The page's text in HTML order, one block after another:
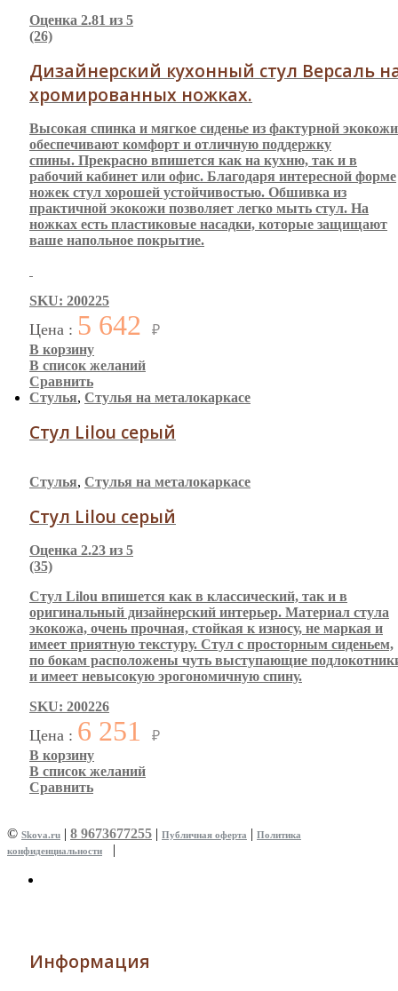
Оценка 2.81 из 5
(26)
Дизайнерский кухонный стул Версаль
хромированных ножках.
Высокая спинка и мягкое сиденье из фактурной экокожи
обеспечивают комфорт и отличную поддержку
спины. Прекрасно впишется как на кухню, так и в
рабочий кабинет или офис. Благодаря интересной форме
ножек стул хорошей устойчивостью. Обшивка из
практичной экокожи позволяет легко мыть стул. На
ножках есть пластиковые насадки, которые защищают
ваше напольное покрытие.
SKU: 200225
Цена : 5 642
₽
В корзину
В список желаний
Сравнить
Стулья, Стулья на металокаркасе
Стул Lilou серый
Стулья, Стулья на металокаркасе
Стул Lilou серый
Оценка 2.23 из 5
(35)
Стул Lilou впишется как в классический, так и в
оригинальный дизайнерский интерьер. Материал стула
экокожа, очень прочная, стойкая к износу, не маркая и
имеет приятную текстуру. Стул с просторным сиденьем,
по бокам расположены чуть выступающие
и имеет невысокую эрогономичную спину.
SKU: 200226
Цена : 6 251
₽
В корзину
В список желаний
Сравнить
© Skova.ru | 8 9673677255 | Публичная оферта | Политика
конфиденциальности
|
Информация